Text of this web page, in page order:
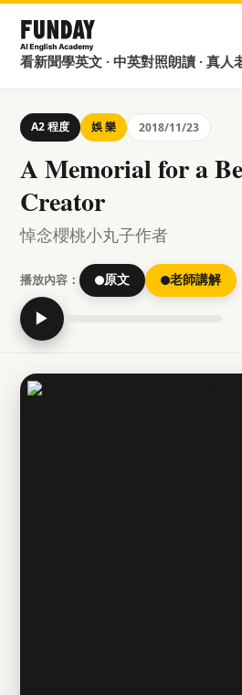
看新聞學英文 · 中英對照朗讀 · 真人
A2 程度 娛 樂 2018/11/23
A Memorial for a
Creator
悼念櫻桃小丸子作者
播放內容： 原文 老師講解
▶